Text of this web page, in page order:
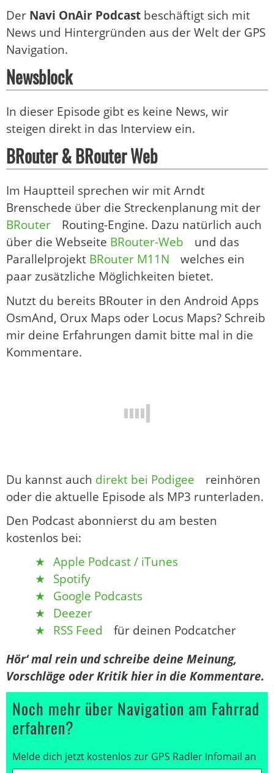
Der Navi OnAir Podcast beschäftigt sich mit
News und Hintergründen aus der Welt der GPS
Navigation.
Newsblock
In dieser Episode gibt es keine News, wir
steigen direkt in das Interview ein.
BRouter & BRouter Web
Im Hauptteil sprechen wir mit Arndt
Brenschede über die Streckenplanung mit der
BRouter
Routing-Engine. Dazu natürlich auch
über die Webseite BRouter-Web
und das
Parallelprojekt BRouter M11N
welches ein
paar zusätzliche Möglichkeiten bietet.
Nutzt du bereits BRouter in den Android Apps
OsmAnd, Orux Maps oder Locus Maps? Schreib
mir deine Erfahrungen damit bitte mal in die
Kommentare.
Du kannst auch direkt bei Podigee
reinhören
oder die aktuelle Episode als MP3 runterladen.
Den Podcast abonnierst du am besten
kostenlos bei:
Apple Podcast / iTunes
Spotify
Google Podcasts
Deezer
RSS Feed
für deinen Podcatcher
Hör‘ mal rein und schreibe deine Meinung,
Vorschläge oder Kritik hier in die Kommentare.
Noch mehr über Navigation am Fahrrad
erfahren?
Melde dich jetzt kostenlos zur GPS Radler Infomail an